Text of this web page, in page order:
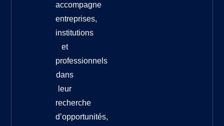
accompagne
entreprises,
institutions
et
professionnels
dans
leur
recherche
d’opportunités,